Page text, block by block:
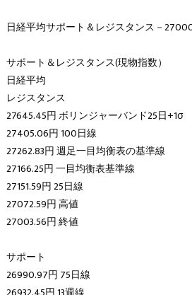
日経平均サポート＆レジスタンス－
サポート＆レジスタンス(現物指数）
日経平均
レジスタンス
27645.45円 ボリンジャーバンド25日+1σ
27405.06円 100日線
27262.83円 週足一目均衡表の基準線
27166.25円 一目均衡表基準線
27151.59円 25日線
27072.59円 高値
27003.56円 終値
サポート
26990.97円 75日線